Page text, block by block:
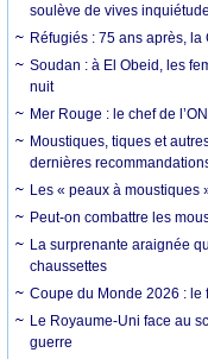
soulève de vives
Réfugiés : 75 ans après,
Soudan : à El Obeid, les
nuit
Mer Rouge : le chef de
Moustiques, tiques et
dernières
Les « peaux à moustiques
Peut-on combattre les
La surprenante araignée
chaussettes
Coupe du Monde 2026 : le
Le Royaume-Uni face au
guerre